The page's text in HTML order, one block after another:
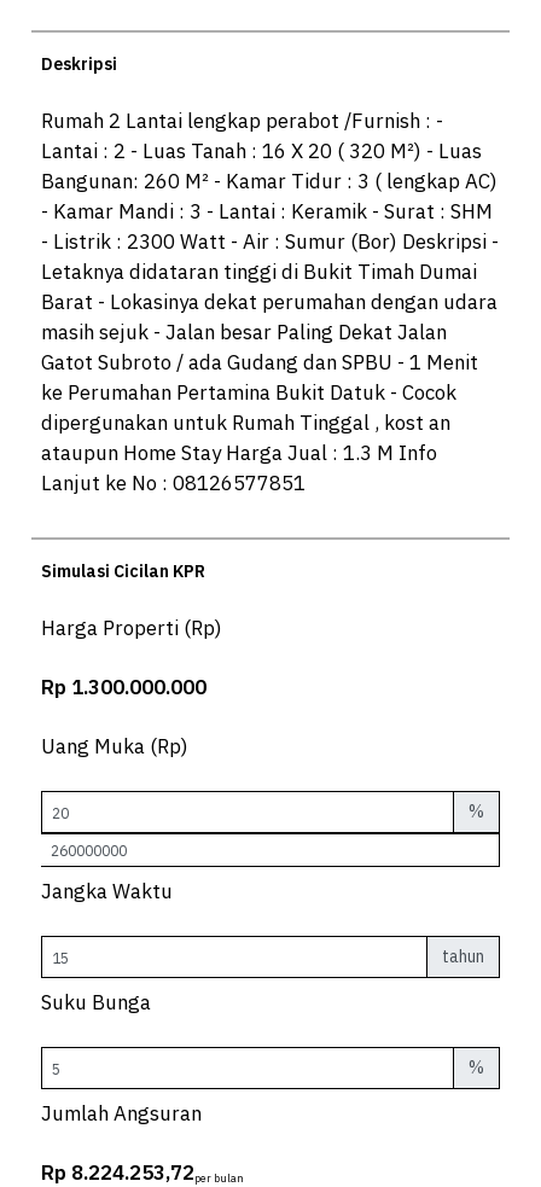
Deskripsi
Rumah 2 Lantai lengkap perabot /Furnish : -
Lantai : 2 - Luas Tanah : 16 X 20 ( 320 M²) - Luas
Bangunan: 260 M² - Kamar Tidur : 3 ( lengkap AC)
- Kamar Mandi : 3 - Lantai : Keramik - Surat : SHM
- Listrik : 2300 Watt - Air : Sumur (Bor) Deskripsi -
Letaknya didataran tinggi di Bukit Timah Dumai
Barat - Lokasinya dekat perumahan dengan udara
masih sejuk - Jalan besar Paling Dekat Jalan
Gatot Subroto / ada Gudang dan SPBU - 1 Menit
ke Perumahan Pertamina Bukit Datuk - Cocok
dipergunakan untuk Rumah Tinggal , kost an
ataupun Home Stay Harga Jual : 1.3 M Info
Lanjut ke No : 08126577851
Simulasi Cicilan KPR
Harga Properti (Rp)
Rp 1.300.000.000
Uang Muka (Rp)
%
Jangka Waktu
tahun
Suku Bunga
%
Jumlah Angsuran
Rp 8.224.253,72per bulan